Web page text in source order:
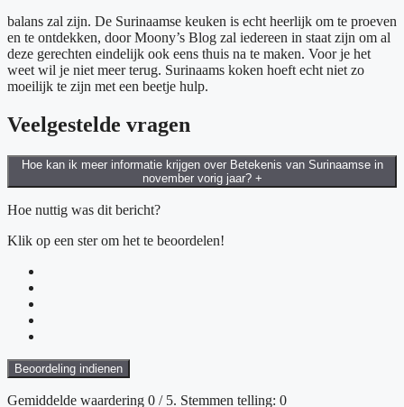
balans zal zijn. De Surinaamse keuken is echt heerlijk om te proeven
en te ontdekken, door Moony’s Blog zal iedereen in staat zijn om al
deze gerechten eindelijk ook eens thuis na te maken. Voor je het
weet wil je niet meer terug. Surinaams koken hoeft echt niet zo
moeilijk te zijn met een beetje hulp.
Veelgestelde vragen
Hoe kan ik meer informatie krijgen over Betekenis van Surinaamse in
november vorig jaar? +
Hoe nuttig was dit bericht?
Klik op een ster om het te beoordelen!
Beoordeling indienen
Gemiddelde waardering 0 / 5. Stemmen telling: 0